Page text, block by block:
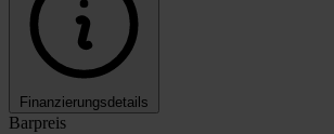
Finanzierungsdetails
Barpreis